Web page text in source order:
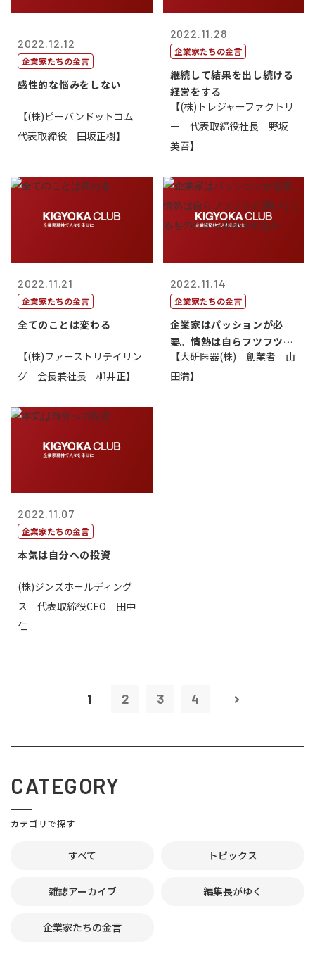
2022.12.12
企業家たちの金言
感性的な悩みをしない
【(株)ピーバンドットコム
代表取締役 田坂正樹】
2022.11.28
企業家たちの金言
継続して結果を出し続ける
経営をする
【(株)トレジャーファクトリ
ー 代表取締役社長 野坂
英吾】
2022.11.21
企業家たちの金言
全てのことは変わる
【(株)ファーストリテイリン
グ 会長兼社長 柳井正】
2022.11.14
企業家たちの金言
企業家はパッションが必
要。情熱は自らフツフツと
湧いてくるもの...
【大研医器(株) 創業者 山
田満】
2022.11.07
企業家たちの金言
本気は自分への投資
(株)ジンズホールディング
ス 代表取締役CEO 田中
仁
1 2 3 4
CATEGORY
カテゴリで探す
すべて トピックス
雑誌アーカイブ 編集長がゆく
企業家たちの金言